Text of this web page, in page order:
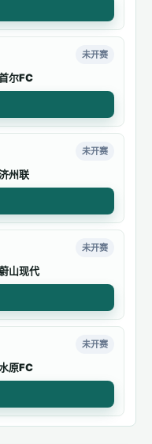
尔FC
未开赛
州联
未开赛
山现代
未开赛
水原FC
未开赛